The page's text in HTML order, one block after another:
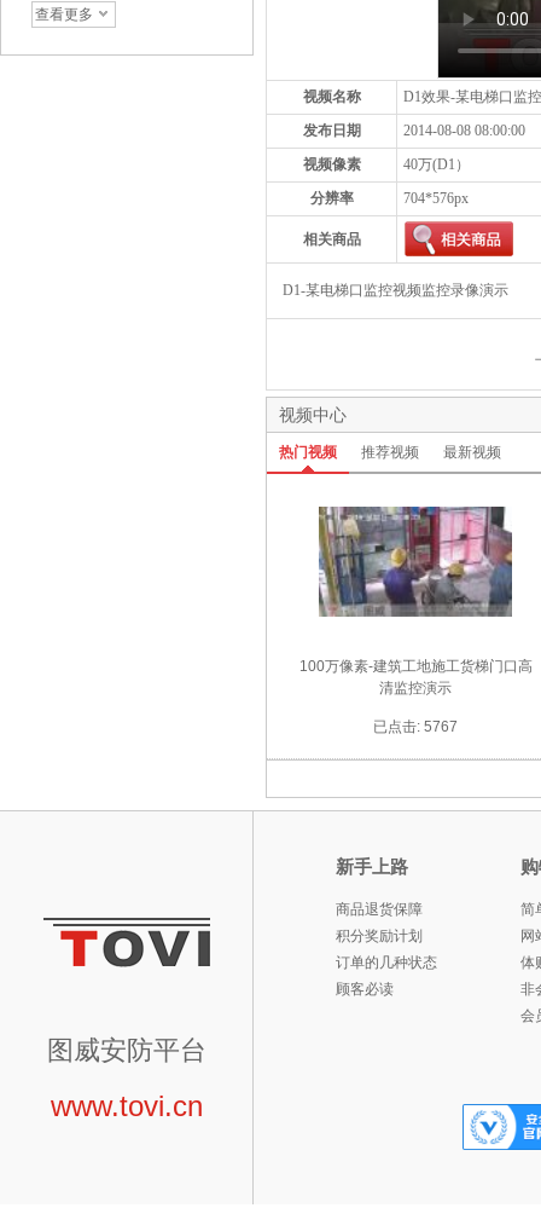
查看更多
视频名称
D1效果-某电梯口监
发布日期
2014-08-08 08:00:00
视频像素
40万(D1）
分辨率
704*576px
相关商品
D1-某电梯口监控视频监控录像演示
视频中心
热门视频 推荐视频 最新视频
100万像素-建筑工地施工货梯门口高
清监控演示
已点击: 5767
图威安防平台
www.tovi.cn
新手上路
商品退货保障
积分奖励计划
订单的几种状态
顾客必读
简
网
体
非
会